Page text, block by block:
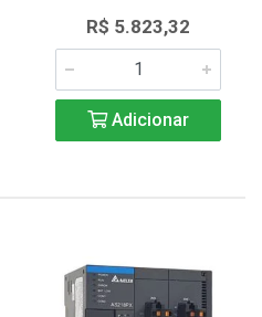
R$ 5.823,32
Adicionar